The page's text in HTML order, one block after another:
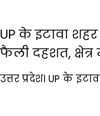
UP के इटावा
फैली दहशत,
उत्तर प्रदेश। UP के